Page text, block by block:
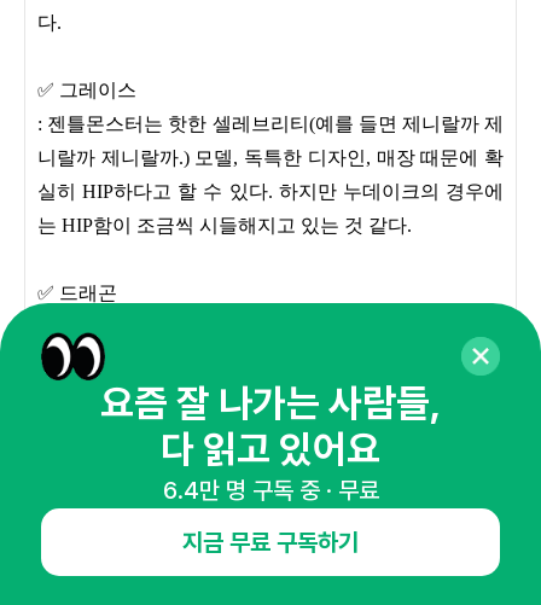
다.
✅ 그레이스
: 젠틀몬스터는 핫한 셀레브리티(예를 들면 제니랄까 제
니랄까 제니랄까.) 모델, 독특한 디자인, 매장 때문에 확
실히 HIP하다고 할 수 있다. 하지만 누데이크의 경우에
는 HIP함이 조금씩 시들해지고 있는 것 같다.
✅ 드래곤
함을 높이사서 구매했고 구매이후에도 이 이미지는 변
하지 않았기에 HIP하다고 생각한다. 다만, 다른 브랜드
들에 대한 인식은 핫했다..? 정도이다.
: 젠틀몬스터 제품을 구매하지 않았지만 매장이 주는 신
선한 충격이 이 브랜드가 HIP함을 느끼게 하는 것 같다.
요즘 잘 나가는 사람들,
다 읽고 있어요
6.4만 명 구독 중 · 무료
지금 무료 구독하기